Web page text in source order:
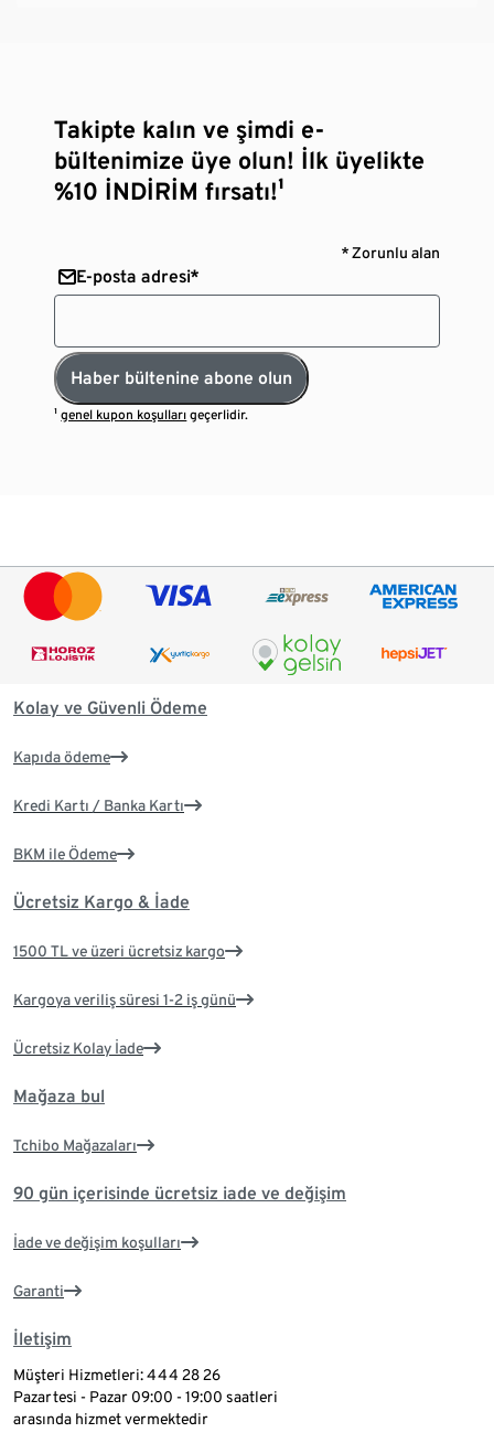
Takipte kalın ve şimdi e-
bültenimize üye olun! İlk üyelikte
%10 İNDİRİM fırsatı!¹
* Zorunlu alan
E-posta adresi*
Haber bültenine abone olun
¹genel kupon koşulları geçerlidir.
Kolay ve Güvenli Ödeme
Kapıda ödeme
Kredi Kartı / Banka Kartı
BKM ile Ödeme
Ücretsiz Kargo & İade
1500 TL ve üzeri ücretsiz kargo
Kargoya veriliş süresi 1-2 iş günü
Ücretsiz Kolay İade
Mağaza bul
Tchibo Mağazaları
90 gün içerisinde ücretsiz iade ve değişim
İade ve değişim koşulları
Garanti
İletişim
Müşteri Hizmetleri: 444 28 26
Pazartesi - Pazar 09:00 - 19:00 saatleri
arasında hizmet vermektedir